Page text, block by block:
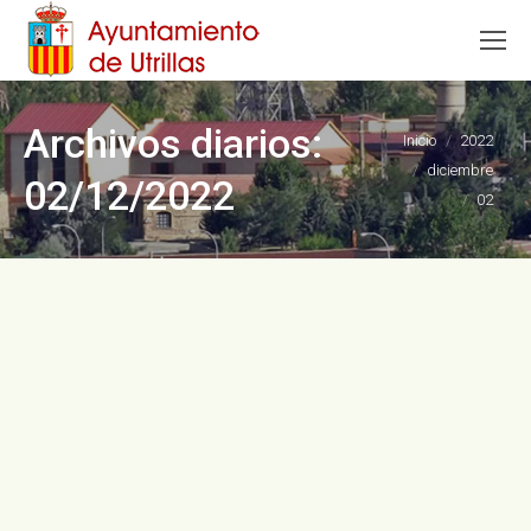
Archivos diarios:
02/12/2022
Estás aquí:
Inicio
2022
diciembre
02